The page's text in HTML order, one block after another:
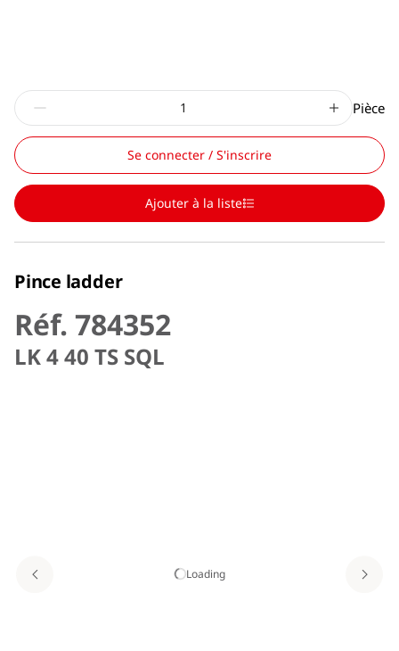
Pièce
Se connecter / S'inscrire
Ajouter à la liste
Pince ladder
Réf. 784352
LK 4 40 TS SQL
Loading